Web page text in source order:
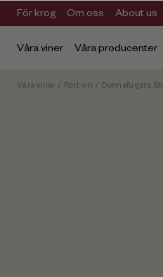
För krog Om oss About us
Våra viner Våra producenter
Våra viner / Rött vin / Donnafugata